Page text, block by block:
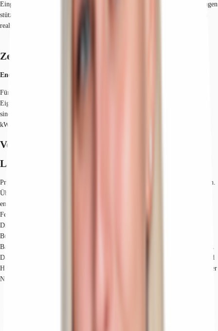
Eingangsbereiche und helle Büroflächen. Die Büroflächen sind auf vier Etagen
stützenfrei konzipiert, so dass Gruppenbüros, Open Space oder Einzelbüros
realisiert werden können.
Zertifizierungen
Energieausweis
Für diese Liegenschaft liegt ein Bedarfsausweis vom 27.11.2023 vom
Eigentümer/Vermieter vor. Die wesentlichen Energieträger der Liegenschaft
sind Heizwerk, fossil, Strom. Der Endenergiebedarf Strom beträgt 12
kWh/(m²*a). Der Endenergiebedarf Wärme beträgt 87 kWh/(m²*a).
Verfügbare Fläche
Lage und Verkehrsanbindung
Profitieren Sie von der unmittelbaren Nähe zum Flughafen und zur Autobahn.
Über die Autobahnausfahrt der A3„Nürnberg Nord“, ca. 2 Autominuten
entfernt, besteht eine perfekte Anbindung an das überregionale
Fernstraßennetz. Der Airport Nürnberg ist nur ca. 8 Autominuten entfernt.
Direkt vor der Türo und im Areal des Nordostparks befinden sich
Bushaltestellen mit Anbindung an das städtische U-Bahn-Netz und die U-
Bahnstation „Herrnhütte“ erreicht man in ca. 1 km oder wenigen Busminuten.
Der Nordostpark liegt ca. 15 Autominuten vom Nürnberger Stadtzentrum und
Hauptbahnhof entfernt. Dienstleister des täglichen Bedarfs befinden sich in der
Nähe.